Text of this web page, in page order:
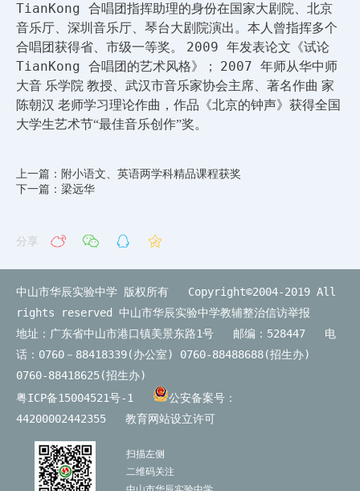
TianKong 合唱团指挥助理的身份在国家大剧院、北京
音乐厅、深圳音乐厅、琴台大剧院演出。本人曾指挥多个
合唱团获得省、市级一等奖。 2009 年发表论文《试论
TianKong 合唱团的艺术风格》； 2007 年师从华中师
大音 乐学院 教授、武汉市音乐家协会主席、著名作曲 家
陈朝汉 老师学习理论作曲，作品《北京的钟声》获得全国
大学生艺术节“最佳音乐创作”奖。
上一篇：附小语文、英语两学科精品课程获奖
下一篇：梁远华
分享
中山市华辰实验中学 版权所有 Copyright©2004-2019 All
rights reserved 中山市华辰实验中学教辅整治信访举报
地址：广东省中山市港口镇美景东路1号 邮编：528447 电
话：0760－88418339(办公室) 0760-88488688(招生办)
0760-88418625(招生办)
粤ICP备15004521号-1
公安备案号：
44200002442355
教育网站设立许可
扫描左侧
二维码关注